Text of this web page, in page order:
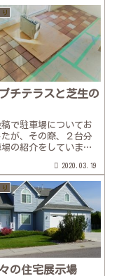
一面を収納にするつ
りました♪ただ、特に
ってもらわなかったの
頃はた...
り
チテラスと芝生の
稿で駐車場についてお
が、その際、２台分
の紹介をしていませ
いは欲しかった我が
客用駐車場と兼用に
そうすれば普段は子
べるスペースになり
♪道路で遊...
2020.03.19
り
の住宅展示場